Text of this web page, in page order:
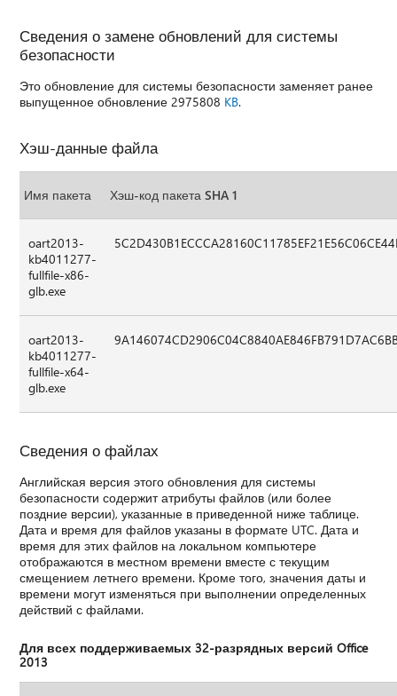
Сведения о замене обновлений для системы
безопасности
Это обновление для системы безопасности заменяет ранее
выпущенное обновление 2975808 KB.
Хэш-данные файла
Имя пакета Хэш-код пакета SHA 1
oart2013-
kb4011277-
fullfile-x86-
glb.exe
oart2013-
kb4011277-
fullfile-x64-
glb.exe
Сведения о файлах
Английская версия этого обновления для системы
безопасности содержит атрибуты файлов (или более
поздние версии), указанные в приведенной ниже таблице.
Дата и время для файлов указаны в формате UTC. Дата и
время для этих файлов на локальном компьютере
отображаются в местном времени вместе с текущим
смещением летнего времени. Кроме того, значения даты и
времени могут изменяться при выполнении определенных
действий с файлами.
Для всех поддерживаемых 32-разрядных версий Office
2013